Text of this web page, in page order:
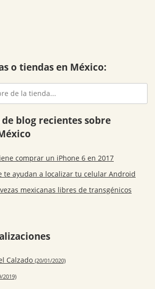
o tiendas en México:
blog recientes sobre
comprar un iPhone 6 en 2017
te ayudan a localizar tu celular Android
mexicanas libres de transgénicos
Calzado (20/01/2020)
2019)